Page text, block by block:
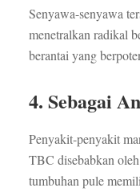
Senyawa-senyawa
menetralkan radikal
berantai yang
4. Sebagai
Penyakit-penyakit
TBC disebabkan
tumbuhan pule